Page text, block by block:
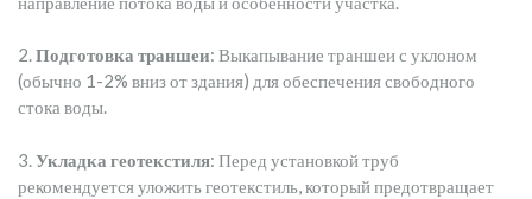
2.Подготовка траншеи: Выкапывание траншеи с уклоном
(обычно 1-2% вниз от здания) для обеспечения свободного
стока воды.
3.Укладка геотекстиля: Перед установкой труб
рекомендуется уложить геотекстиль, который предотвращает